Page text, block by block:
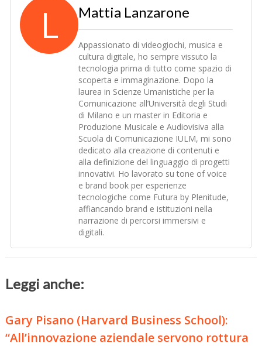
L Mattia Lanzarone
Appassionato di videogiochi, musica e
cultura digitale, ho sempre vissuto la
tecnologia prima di tutto come spazio di
scoperta e immaginazione. Dopo la
laurea in Scienze Umanistiche per la
Comunicazione all’Università degli Studi
di Milano e un master in Editoria e
Produzione Musicale e Audiovisiva alla
Scuola di Comunicazione IULM, mi sono
dedicato alla creazione di contenuti e
alla definizione del linguaggio di progetti
innovativi. Ho lavorato su tone of voice
e brand book per esperienze
tecnologiche come Futura by Plenitude,
affiancando brand e istituzioni nella
narrazione di percorsi immersivi e
digitali.
Leggi anche:
Gary Pisano (Harvard Business School):
“All’innovazione aziendale servono rottura